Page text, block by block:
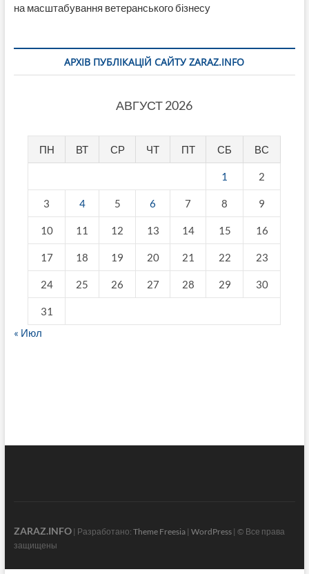
на масштабування ветеранського бізнесу
АРХІВ ПУБЛІКАЦІЙ САЙТУ ZARAZ.INFO
АВГУСТ 2026
ПН ВТ СР ЧТ ПТ СБ ВС
1 2
3 4 5 6 7 8 9
10 11 12 13 14 15 16
17 18 19 20 21 22 23
24 25 26 27 28 29 30
31
« Июл
ZARAZ.INFO| Разработано: Theme Freesia| WordPress| © Все права
защищены